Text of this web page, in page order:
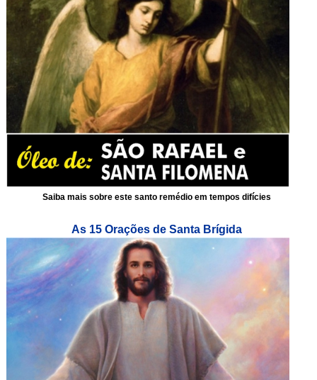
Saiba mais sobre este santo remédio em tempos difícies
As 15 Orações de Santa Brígida